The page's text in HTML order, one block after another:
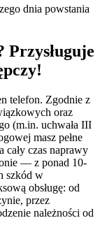
dnia powstania
Przysługuje
telefon. Zgodnie z
oraz
(m.in. uchwała III
masz pełne
cały czas naprawy
— z ponad 10-
szkód w
obsługę: od
przez
należności od